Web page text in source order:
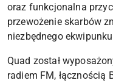
oraz funkcjonalna
przewożenie skarbów
niezbędnego
Quad został
radiem FM, łącznością